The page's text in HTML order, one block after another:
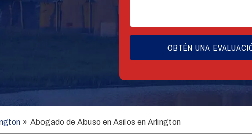
» Abogado de Abuso en Asilos en Arlington